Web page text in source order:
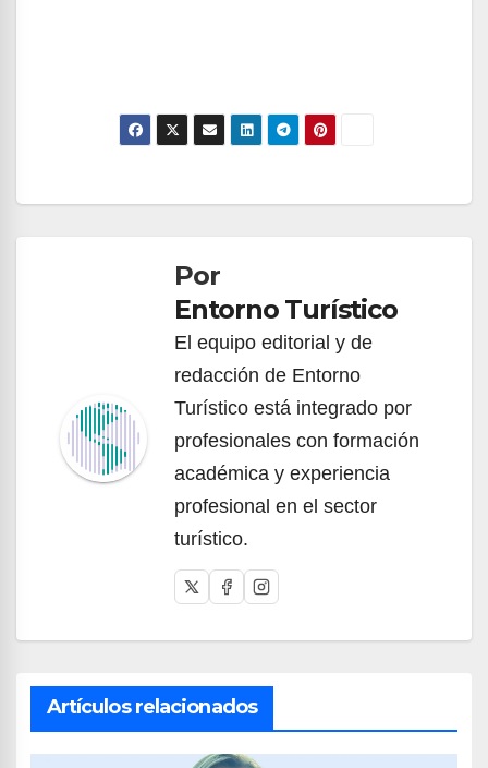
Navegación
entradasPor
Entorno Turístico
El equipo editorial y de
redacción de Entorno
Turístico está integrado por
profesionales con formación
académica y experiencia
profesional en el sector
turístico.
Artículos relacionados